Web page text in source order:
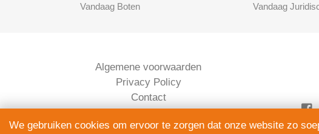
Vandaag Boten
Vandaag
Algemene voorwaarden
Privacy Policy
Contact
We gebruiken cookies om ervoor te zorgen dat onze website zo